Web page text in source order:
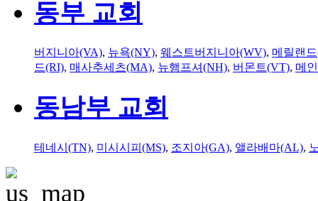
동부 교회
버지니아(VA), 뉴욕(NY), 웨스트버지니아(WV), 메릴랜
드(RI), 매사추세츠(MA), 뉴햄프셔(NH), 버몬트(VT), 메
동남부 교회
테네시(TN), 미시시피(MS), 조지아(GA), 앨라배마(AL),